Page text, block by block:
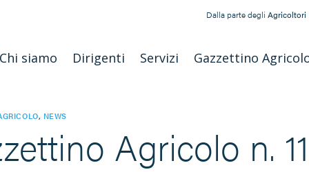
Dalla parte degli Agricoltori
siamo Dirigenti Servizi Gazzettino
, NEWS
Agricolo n.